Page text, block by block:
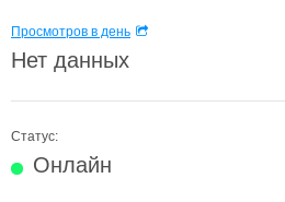
Просмотров в день
Нет данных
Статус:
Онлайн